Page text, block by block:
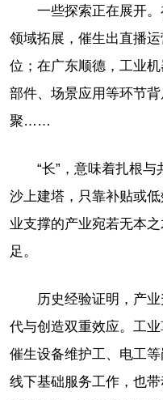
一些探索正在展开
领域拓展，催生出直播
位；在广东顺德，工业
部件、场景应用等环节
聚……
“长”，意味着扎根
沙上建塔，只靠补贴或
业支撑的产业宛若无本
足。
历史经验证明，产
代与创造双重效应。工
催生设备维护工、电工
线下基础服务工作，也